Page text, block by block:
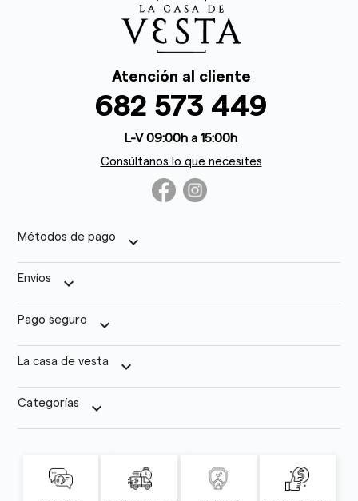
Atención al cliente
682 573 449
L-V 09:00h a 15:00h
Consúltanos lo que necesites
Métodos de pago keyboard_arrow_down
Envíos keyboard_arrow_down
Pago seguro keyboard_arrow_down
La casa de vesta keyboard_arrow_down
Categorías keyboard_arrow_down